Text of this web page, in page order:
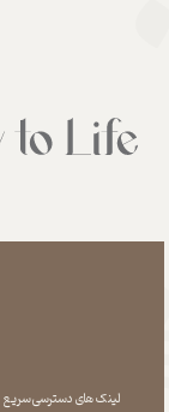
لینک های دسترسی سریع